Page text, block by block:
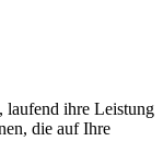
laufend ihre Leistung
die auf Ihre